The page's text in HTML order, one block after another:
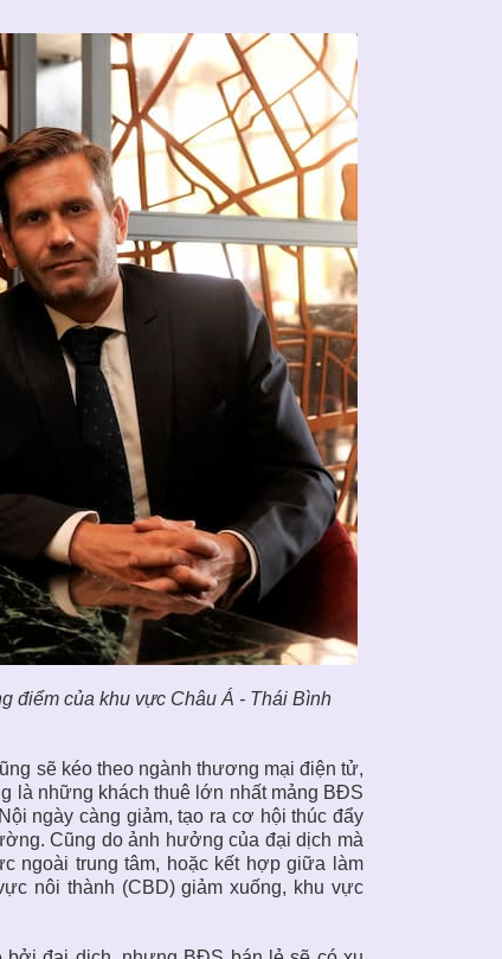
điểm của khu vực Châu Á - Thái Bình
sẽ kéo theo ngành thương mại điện tử,
là những khách thuê lớn nhất mảng BĐS
ngày càng giảm, tạo ra cơ hội thúc đẩy
Cũng do ảnh hưởng của đại dịch mà
ngoài trung tâm, hoặc kết hợp giữa làm
nôi thành (CBD) giảm xuống, khu vực